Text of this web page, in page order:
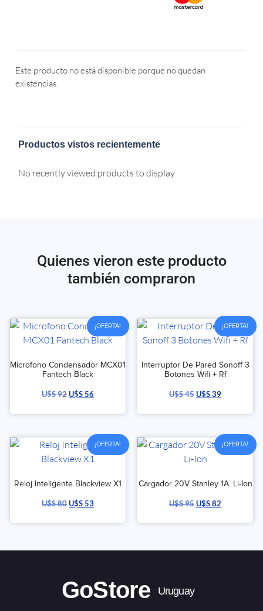
Este producto no está disponible porque no quedan
existencias.
Productos vistos recientemente
No recently viewed products to display
Quienes vieron este producto
también compraron
¡OFERTA!
Microfono Condensador MCX01
Fantech Black
U$S92U$S56
¡OFERTA!
Interruptor De Pared Sonoff 3
Botones Wifi + Rf
U$S45U$S39
¡OFERTA!
Reloj Inteligente Blackview X1
U$S80U$S53
¡OFERTA!
Cargador 20V Stanley 1A. Li-Ion
U$S95U$S82
GoStore Uruguay